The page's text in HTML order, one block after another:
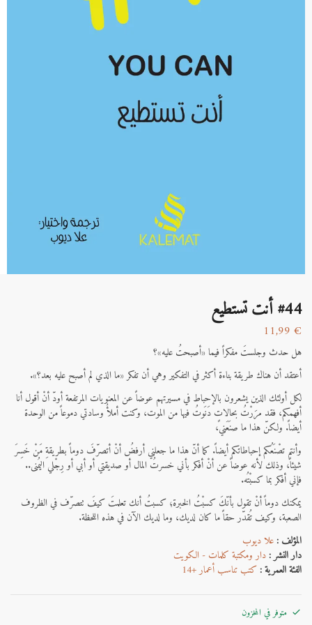
#44 أنت تستطيع
11,99 €
هل حدث وجلستَ مفكراً فيما «أصبحتُ عليه»؟
أعتقد أن هناك طريقة بناءة أكثر في التفكير وهي أن تفكر «ما الذي لم أصبح عليه بعد؟».
لكل أولئك الذين يشعرون بالإحباط في مسيرتهم عوضاً عن المعنويات المرتفعة أودّ أنْ أقول أنا
أفهمكم، فقد مرَرْتُ بحالاتٍ دَنَوتُ فيها من الموت، وكنت أملأُ وسادتي دموعاً من الوحدة
أيضاً. ولكنّ هذا ما صنَعَني،
وأنتم تصْنَعُكم إحباطاتكم أيضاً. كما أنّ هذا ما جعلني أرفضُ أنْ أتصرّفَ دوماً بطريقةِ مَنْ خَسِرَ
شيئاً، وذلك لأنه عوضاً عن أنْ أفكر بأني خسرتُ المال أو صديقتي أو أبي أو رِجْلي اليُمنى..
فإني أفكر بما كسبْتُه.
يمكنك دوماً أنْ تقول بأنّكَ كسبْتُ الخبرة؛ كسبتُ أنك تعلمتَ كيفَ تتصرّف في الظروف
الصعبة، وكيف تُقدّر حقاً ما كان لديك، وما لديك الآن في هذه اللحظة.
المؤلف :علا ديوب
دار النشر :دار ومكتبة كلمات - الكويت
الفئة العمرية :كتب تناسب أعمار +14
متوفر في المخزون